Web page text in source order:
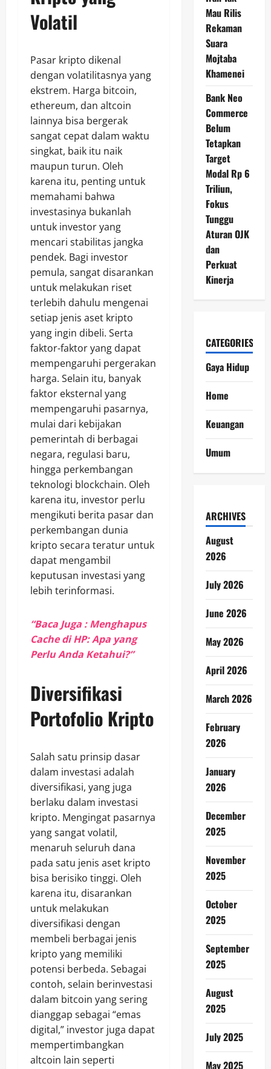
Volatil
Pasar kripto dikenal
dengan volatilitasnya yang
ekstrem. Harga bitcoin,
ethereum, dan altcoin
lainnya bisa bergerak
sangat cepat dalam waktu
singkat, baik itu naik
maupun turun. Oleh
karena itu, penting untuk
memahami bahwa
investasinya bukanlah
untuk investor yang
mencari stabilitas jangka
pendek. Bagi investor
pemula, sangat disarankan
untuk melakukan riset
terlebih dahulu mengenai
setiap jenis aset kripto
yang ingin dibeli. Serta
faktor-faktor yang dapat
mempengaruhi pergerakan
harga. Selain itu, banyak
faktor eksternal yang
mempengaruhi pasarnya,
mulai dari kebijakan
pemerintah di berbagai
negara, regulasi baru,
hingga perkembangan
teknologi blockchain. Oleh
karena itu, investor perlu
mengikuti berita pasar dan
perkembangan dunia
kripto secara teratur untuk
dapat mengambil
keputusan investasi yang
lebih terinformasi.
“Baca Juga : Menghapus
Cache di HP: Apa yang
Perlu Anda Ketahui?”
Diversifikasi
Portofolio Kripto
Salah satu prinsip dasar
dalam investasi adalah
diversifikasi, yang juga
berlaku dalam investasi
kripto. Mengingat pasarnya
yang sangat volatil,
menaruh seluruh dana
pada satu jenis aset kripto
bisa berisiko tinggi. Oleh
karena itu, disarankan
untuk melakukan
diversifikasi dengan
membeli berbagai jenis
kripto yang memiliki
potensi berbeda. Sebagai
contoh, selain berinvestasi
dalam bitcoin yang sering
dianggap sebagai “emas
digital,” investor juga dapat
mempertimbangkan
altcoin lain seperti
Mau Rilis
Rekaman
Suara
Mojtaba
Khamenei
Bank Neo
Commerce
Belum
Tetapkan
Target
Modal Rp 6
Triliun,
Fokus
Tunggu
Aturan OJK
dan
Perkuat
Kinerja
CATEGORIES
Gaya Hidup
Home
Keuangan
Umum
ARCHIVES
August
2026
July 2026
June 2026
May 2026
April 2026
March 2026
February
2026
January
2026
December
2025
November
2025
October
2025
September
2025
August
2025
July 2025
May 2025